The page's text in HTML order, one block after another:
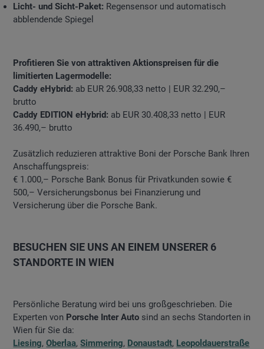
Licht- und Sicht-Paket: Regensensor und automatisch
abblendende Spiegel
Profitieren Sie von attraktiven Aktionspreisen für die
limitierten Lagermodelle:
Caddy eHybrid: ab EUR 26.908,33 netto | EUR 32.290,–
brutto
Caddy EDITION eHybrid: ab EUR 30.408,33 netto | EUR
36.490,– brutto
Zusätzlich reduzieren attraktive Boni der Porsche Bank Ihren
Anschaffungspreis:
€ 1.000,– Porsche Bank Bonus für Privatkunden sowie €
500,– Versicherungsbonus bei Finanzierung und
Versicherung über die Porsche Bank.
BESUCHEN SIE UNS AN EINEM UNSERER 6
STANDORTE IN WIEN
Persönliche Beratung wird bei uns großgeschrieben. Die
Experten von Porsche Inter Auto sind an sechs Standorten in
Wien für Sie da:
Liesing,Oberlaa,Simmering, Donaustadt, Leopoldauerstraße